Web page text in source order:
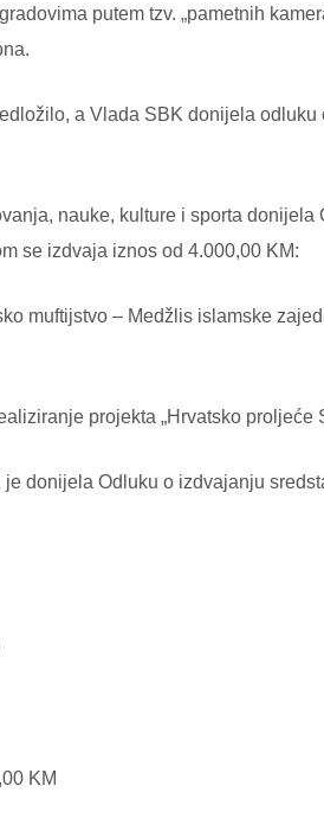
putem tzv. „pametnih
a Vlada SBK donijela
nauke, kulture i sporta
se izdvaja iznos od 4.000,00 KM:
– Medžlis islamske
projekta „Hrvatsko proljeće
donijela Odluku o izdvajanju
KM